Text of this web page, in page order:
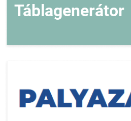
Táblagenerátor